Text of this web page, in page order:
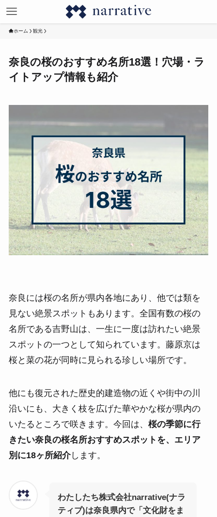
ホーム 観光
奈良の桜のおすすめ名所18選！穴場・ラ
イトアップ情報も紹介
奈良には桜の名所が県内各地にあり、他では類を
見ない絶景スポットもあります。全国有数の桜の
名所である吉野山は、一生に一度は訪れたい絶景
スポットの一つとして知られています。藤原京は
桜と菜の花が同時に見られる珍しい場所です。
他にも復元された歴史的建造物の近くや街中の川
沿いにも、大きく枝を広げた華やかな桜が県内の
いたるところで咲きます。今回は、 桜の季節に行
きたい奈良の桜名所おすすめスポットを、エリア
別に18ヶ所紹介します。
わたしたち株式会社narrative(ナラ
ティブ)は奈良県内で「文化財をま